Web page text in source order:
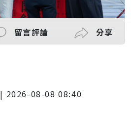
留言評論 分享
| 2026-08-08 08:40